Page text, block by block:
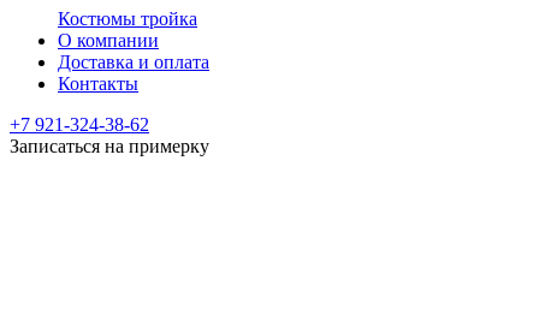
Костюмы тройка
О компании
Доставка и оплата
Контакты
+7 921-324-38-62
Записаться на примерку